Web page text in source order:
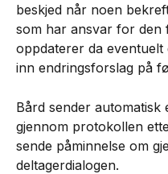
beskjed når noen
som har ansvar for den
oppdaterer da eventuelt
inn endringsforslag på
Bård sender automatisk
gjennom protokollen
sende påminnelse om
deltagerdialogen.